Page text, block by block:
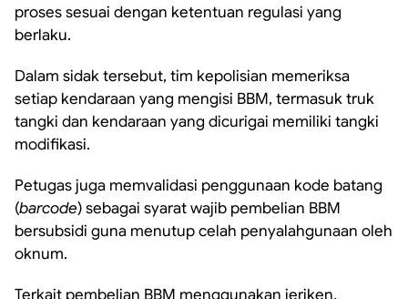
proses sesuai dengan ketentuan regulasi yang
berlaku.
Dalam sidak tersebut, tim kepolisian memeriksa
setiap kendaraan yang mengisi BBM, termasuk truk
tangki dan kendaraan yang dicurigai memiliki tangki
modifikasi.
Petugas juga memvalidasi penggunaan kode batang
(barcode) sebagai syarat wajib pembelian BBM
bersubsidi guna menutup celah penyalahgunaan oleh
oknum.
Terkait pembelian BBM menggunakan jeriken,